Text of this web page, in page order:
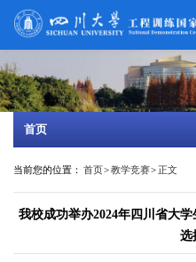
首页
当前您的位置： 首页>教学竞赛>正文
我校成功举办2024年四川省大
选